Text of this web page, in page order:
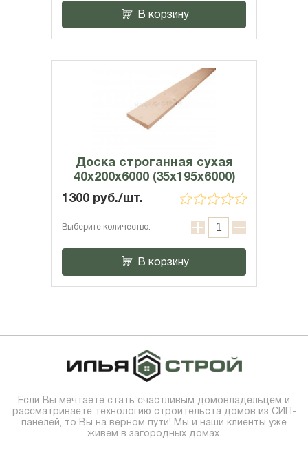
В корзину
Доска строганная сухая
40x200x6000 (35х195х6000)
1300 руб./шт.
Выберите количество:
В корзину
Если Вы мечтаете стать счастливым домовладельцем и
рассматриваете технологию строительста домов из СИП-
панелей, то Вы на верном пути! Мы и наши клиенты уже
живем в загородных домах.